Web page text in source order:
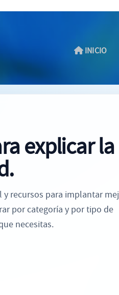
INICIO
explicar la
recursos para implantar
por categoría y por tipo de
necesitas.